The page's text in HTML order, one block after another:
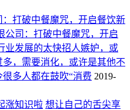
打破中餐魔咒，开启餐饮新
公司：打破中餐魔咒，开启
业发展的太快招人嫉妒，或
，需要消化，或许是其他不
多人都在鼓吹“消费 2019-
涨知识啦 想让自己的舌尖享